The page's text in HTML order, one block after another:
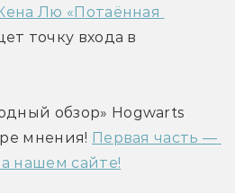
Лю «Потаённая
точку входа в
обзор» Hogwarts
мнения! Первая часть —
нашем сайте!